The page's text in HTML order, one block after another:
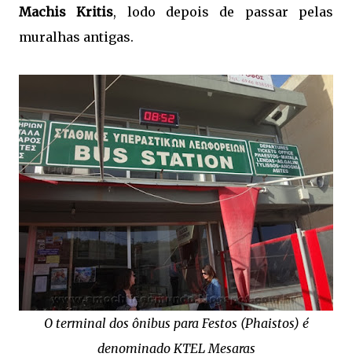
Machis Kritis, lodo depois de passar pelas
muralhas antigas.
O terminal dos ônibus para Festos (Phaistos) é
denominado KTEL Mesaras